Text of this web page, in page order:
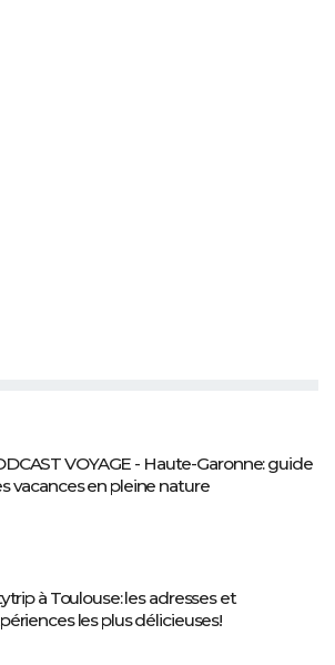
VOYAGE - Haute-Garonne: guide
vacances en pleine nature
à Toulouse: les adresses et
les plus délicieuses!